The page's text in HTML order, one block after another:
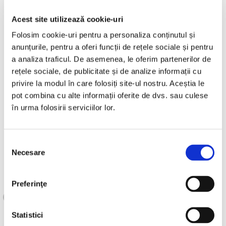
Acest site utilizează cookie-uri
Folosim cookie-uri pentru a personaliza conținutul și
anunțurile, pentru a oferi funcții de rețele sociale și pentru
a analiza traficul. De asemenea, le oferim partenerilor de
rețele sociale, de publicitate și de analize informații cu
privire la modul în care folosiți site-ul nostru. Aceștia le
pot combina cu alte informații oferite de dvs. sau culese
în urma folosirii serviciilor lor.
consimțământului
Necesare
Preferinţe
Statistici
Izotec au obtinut standardul superior
de certificare – IFT Qualitat
Cine este Izotec ? Izotec este o companie
romaneasc [...]